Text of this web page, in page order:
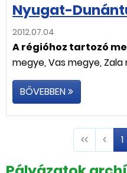
Nyugat-
2012.07.04
A régióhoz tartozó
megye, Vas megye, Zala
BŐVEBBEN
1